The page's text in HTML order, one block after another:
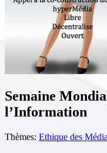
Semaine
l’Information
Thèmes: Ethique des